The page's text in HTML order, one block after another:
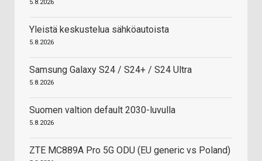
5.8.2026
Yleistä keskustelua sähköautoista
5.8.2026
Samsung Galaxy S24 / S24+ / S24 Ultra
5.8.2026
Suomen valtion default 2030-luvulla
5.8.2026
ZTE MC889A Pro 5G ODU (EU generic vs Poland)